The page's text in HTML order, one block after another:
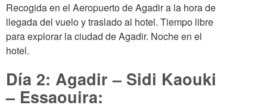
Recogida en el Aeropuerto de Agadir a la hora de
llegada del vuelo y traslado al hotel. Tiempo libre
para explorar la ciudad de Agadir. Noche en el
hotel.
Día 2: Agadir – Sidi Kaouki
– Essaouira: